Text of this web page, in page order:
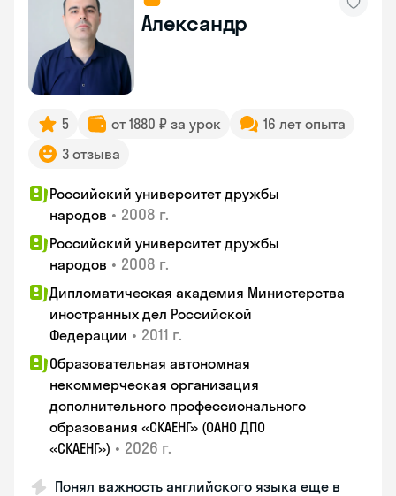
Александр
5 от 1880 ₽ за урок
16 лет опыта
3 отзыва
Российский университет дружбы
народов • 2008 г.
Российский университет дружбы
народов • 2008 г.
Дипломатическая академия Министерства
иностранных дел Российской
Федерации • 2011 г.
Образовательная автономная
некоммерческая организация
дополнительного профессионального
образования «СКАЕНГ» (ОАНО ДПО
«СКАЕНГ») • 2026 г.
Понял важность английского языка еще в